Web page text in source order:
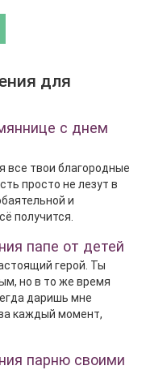
для
с днем
все твои благородные
просто не лезут в
и
получится.
папе от детей
герой. Ты
но в то же время
даришь мне
каждый момент,
парню своими